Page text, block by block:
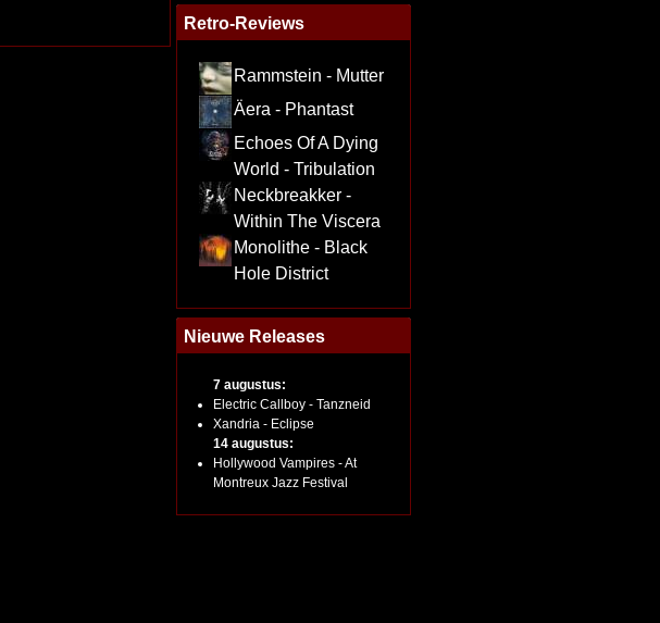
Retro-Reviews
Rammstein - Mutter
Äera - Phantast
Echoes Of A Dying
World - Tribulation
Neckbreakker -
Within The Viscera
Monolithe - Black
Hole District
Nieuwe Releases
7 augustus:
Electric Callboy - Tanzneid
Xandria - Eclipse
14 augustus:
Hollywood Vampires - At
Montreux Jazz Festival